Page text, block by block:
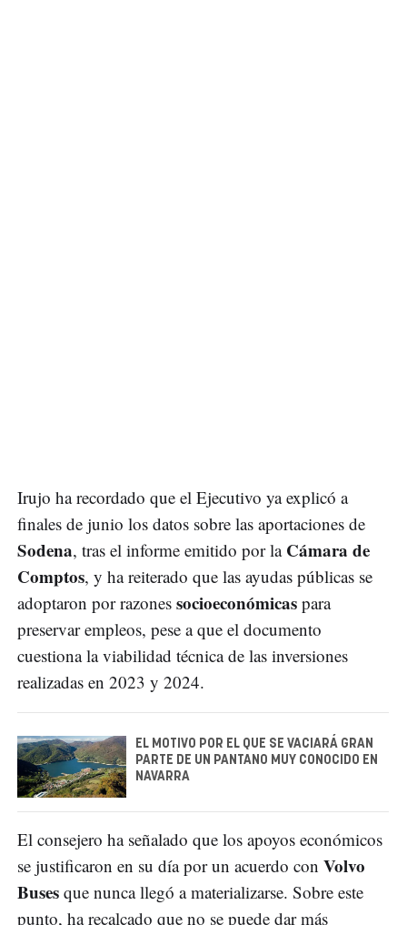
Irujo ha recordado que el Ejecutivo ya explicó a
finales de junio los datos sobre las aportaciones de
Sodena, tras el informe emitido por la Cámara de
Comptos, y ha reiterado que las ayudas públicas se
adoptaron por razones socioeconómicas para
preservar empleos, pese a que el documento
cuestiona la viabilidad técnica de las inversiones
realizadas en 2023 y 2024.
EL MOTIVO POR EL QUE SE VACIARÁ GRAN
PARTE DE UN PANTANO MUY CONOCIDO EN
NAVARRA
El consejero ha señalado que los apoyos económicos
se justificaron en su día por un acuerdo con Volvo
Buses que nunca llegó a materializarse. Sobre este
punto, ha recalcado que no se puede dar más